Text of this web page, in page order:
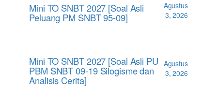
Mini TO SNBT 2027 [Soal Asli
Peluang PM SNBT 95-09]
Agustus
3, 2026
Mini TO SNBT 2027 [Soal Asli PU
PBM SNBT 09-19 Silogisme dan
Analisis Cerita]
Agustus
3, 2026